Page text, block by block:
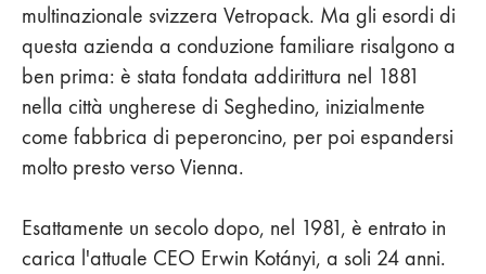
multinazionale svizzera Vetropack. Ma gli esordi di
questa azienda a conduzione familiare risalgono a
ben prima: è stata fondata addirittura nel 1881
nella città ungherese di Seghedino, inizialmente
come fabbrica di peperoncino, per poi espandersi
molto presto verso Vienna.
Esattamente un secolo dopo, nel 1981, è entrato in
carica l'attuale CEO Erwin Kotányi, a soli 24 anni.